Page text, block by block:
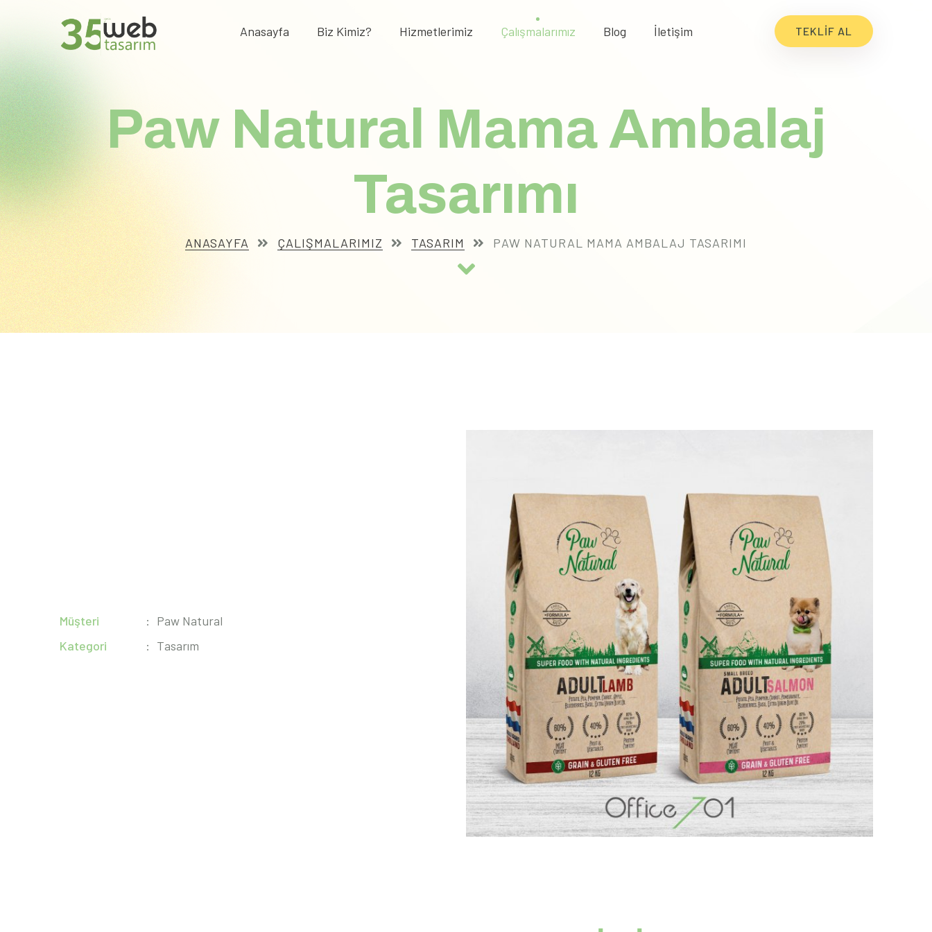
Anasayfa Biz Kimiz? Hizmetlerimiz Çalışmalarımız Blog İletişim TEKLIF AL
Paw Natural Mama Ambalaj
Tasarımı
ANASAYFA ÇALIŞMALARIMIZ TASARIM PAW NATURAL MAMA AMBALAJ TASARIMI
Müşteri
Paw Natural
Kategori
Tasarım